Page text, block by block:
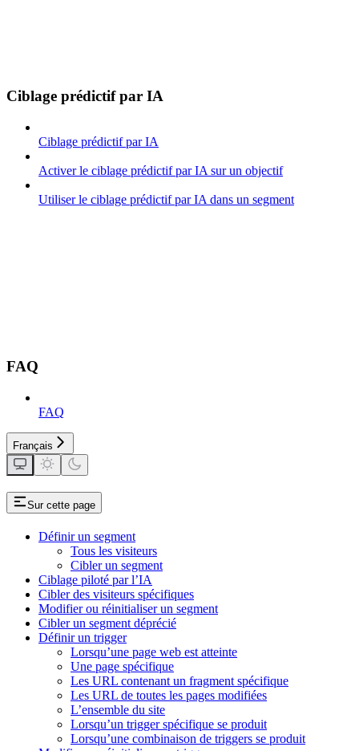
Ciblage prédictif par IA
Ciblage prédictif par IA
Activer le ciblage prédictif par IA sur un objectif
Utiliser le ciblage prédictif par IA dans un segment
FAQ
FAQ
Français
Sur cette page
Définir un segment
Tous les visiteurs
Cibler un segment
Ciblage piloté par l’IA
Cibler des visiteurs spécifiques
Modifier ou réinitialiser un segment
Cibler un segment déprécié
Définir un trigger
Lorsqu’une page web est atteinte
Une page spécifique
Les URL contenant un fragment spécifique
Les URL de toutes les pages modifiées
L’ensemble du site
Lorsqu’un trigger spécifique se produit
Lorsqu’une combinaison de triggers se produit